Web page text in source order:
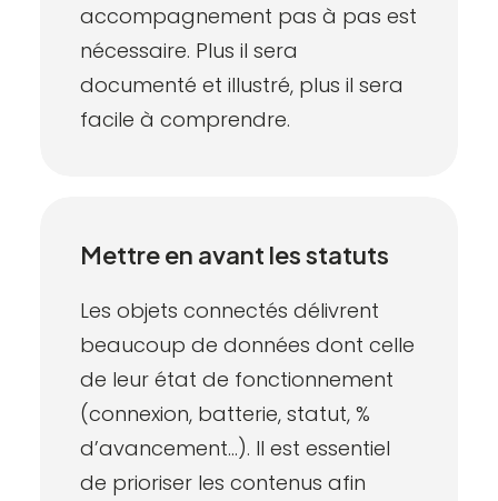
accompagnement pas à pas est
nécessaire. Plus il sera
documenté et illustré, plus il sera
facile à comprendre.
Mettre en avant les statuts
Les objets connectés délivrent
beaucoup de données dont celle
de leur état de fonctionnement
(connexion, batterie, statut, %
d’avancement…). Il est essentiel
de prioriser les contenus afin